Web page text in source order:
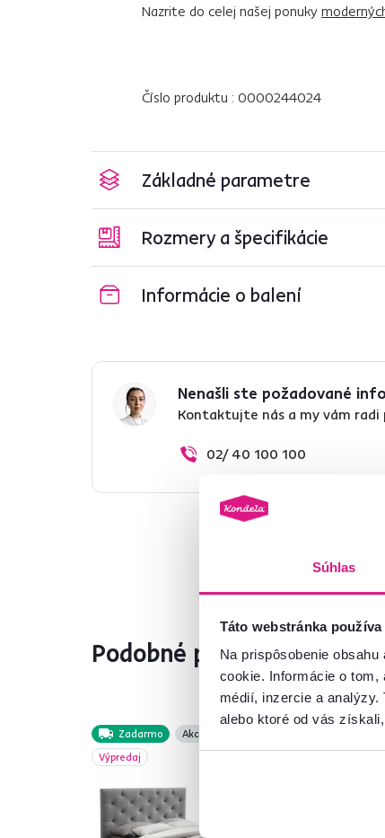
Súhlas
Táto webstránka
Na prispôsobenie
cookie. Informácie o
médií, inzercie a
alebo ktoré od vás
Nazrite do celej našej ponuky
Číslo produktu : 0000244024
Základné parametre
Rozmery a špecifikácie
Informácie o balení
Nenašli ste požadované
Kontaktujte nás a my vám radi
02/ 40 100 100
Podobné produkty
Zadarmo
Akcia
Výpredaj